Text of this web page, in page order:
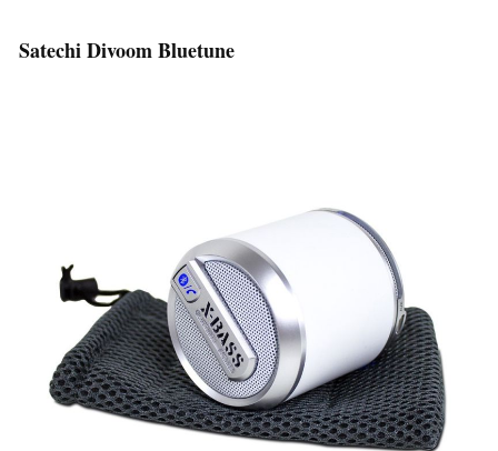
Satechi Divoom Bluetune